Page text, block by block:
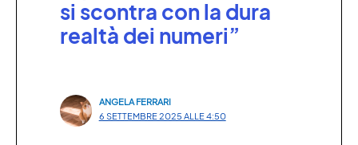
si scontra con la dura
realtà dei numeri”
ANGELA FERRARI
6 SETTEMBRE 2025 ALLE 4:50